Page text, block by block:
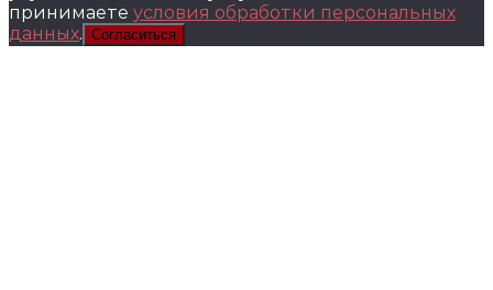
принимаете условия обработки персональных
данных. Согласиться